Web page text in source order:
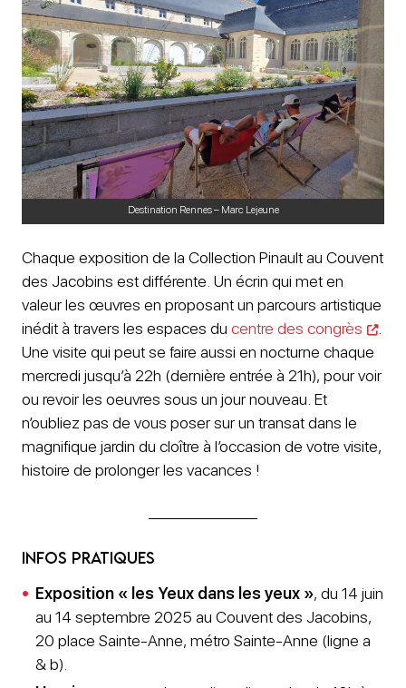
Destination Rennes – Marc Lejeune
Chaque exposition de la Collection Pinault au Couvent
des Jacobins est différente. Un écrin qui met en
valeur les œuvres en proposant un parcours artistique
inédit à travers les espaces du centre des congrès
.
Une visite qui peut se faire aussi en nocturne chaque
mercredi jusqu’à 22h (dernière entrée à 21h), pour voir
ou revoir les oeuvres sous un jour nouveau. Et
n’oubliez pas de vous poser sur un transat dans le
magnifique jardin du cloître à l’occasion de votre visite,
histoire de prolonger les vacances !
Infos pratiques
Exposition « les Yeux dans les yeux », du 14 juin
au 14 septembre 2025 au Couvent des Jacobins,
20 place Sainte-Anne, métro Sainte-Anne (ligne a
& b).